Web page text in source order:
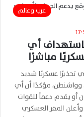
عرب وعالم
أي
مباشرًا
تحذيرًا عسكريًا شديد
وواشنطن، مؤكدًا أن أي
أو يقدم دعماً للقوات
وأعلن المقر العسكري